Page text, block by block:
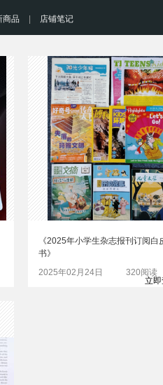
商品 店铺笔记
《2025年小学生杂志报刊订阅白
书》
2025年02月24日
320阅读
立